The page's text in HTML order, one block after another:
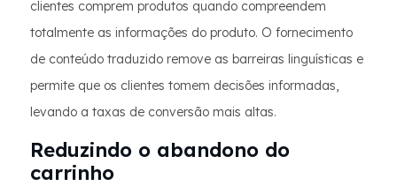
clientes comprem produtos quando compreendem
totalmente as informações do produto. O fornecimento
de conteúdo traduzido remove as barreiras linguísticas e
permite que os clientes tomem decisões informadas,
levando a taxas de conversão mais altas.
Reduzindo o abandono do
carrinho